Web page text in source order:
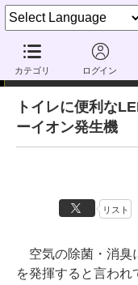
カテゴリ ログイン
家電製品ミニレビュー
トイレに便利な
ーイオン発生機
リスト
空気の除菌・消臭
を発揮すると言われ